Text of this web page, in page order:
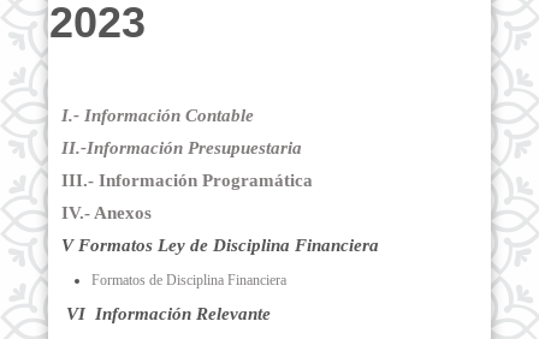
2023
I.- Información Contable
II.-Información Presupuestaria
III.- Información Programática
IV.- Anexos
V Formatos Ley de Disciplina Financiera
Formatos de Disciplina Financiera
VI Información Relevante